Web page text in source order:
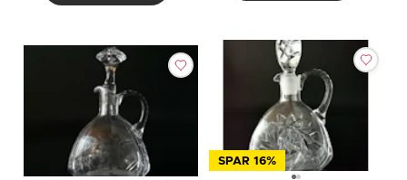
SPAR 16%